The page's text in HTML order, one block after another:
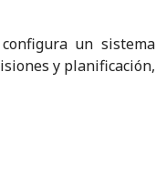
un sistema
y planificación,